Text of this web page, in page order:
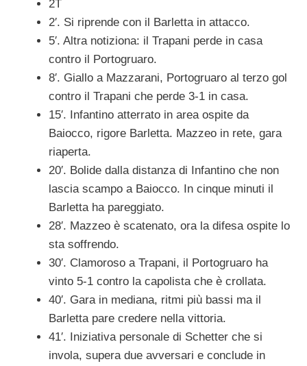
2T
2′. Si riprende con il Barletta in attacco.
5′. Altra notiziona: il Trapani perde in casa
contro il Portogruaro.
8′. Giallo a Mazzarani, Portogruaro al terzo gol
contro il Trapani che perde 3-1 in casa.
15′. Infantino atterrato in area ospite da
Baiocco, rigore Barletta. Mazzeo in rete, gara
riaperta.
20′. Bolide dalla distanza di Infantino che non
lascia scampo a Baiocco. In cinque minuti il
Barletta ha pareggiato.
28′. Mazzeo è scatenato, ora la difesa ospite lo
sta soffrendo.
30′. Clamoroso a Trapani, il Portogruaro ha
vinto 5-1 contro la capolista che è crollata.
40′. Gara in mediana, ritmi più bassi ma il
Barletta pare credere nella vittoria.
41′. Iniziativa personale di Schetter che si
invola, supera due avversari e conclude in